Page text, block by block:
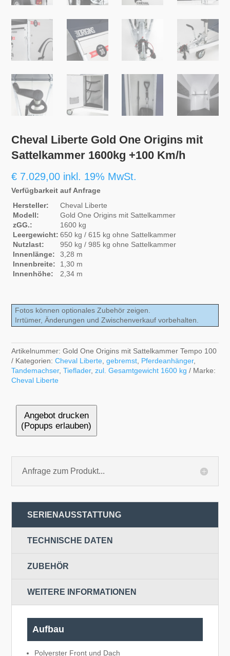
Cheval Liberte Gold One Origins mit
Sattelkammer 1600kg +100 Km/h
€ 7.029,00 inkl. 19% MwSt.
Verfügbarkeit auf Anfrage
Hersteller:
Cheval Liberte
Modell:
Gold One Origins mit Sattelkammer
zGG.:
1600 kg
Leergewicht: 650 kg / 615 kg ohne Sattelkammer
Nutzlast:
950 kg / 985 kg ohne Sattelkammer
Innenlänge:
3,28 m
Innenbreite:
1,30 m
Innenhöhe:
2,34 m
Fotos können optionales Zubehör zeigen.
Irrtümer, Änderungen und Zwischenverkauf vorbehalten.
Artikelnummer:Gold One Origins mit Sattelkammer Tempo 100
Kategorien:Cheval Liberte ,gebremst Pferdeanhänger,
Tandemachser,Tieflader,zul. Gesamtgewicht 1600 kg
Marke:
Cheval Liberte
Angebot drucken
(Popups erlauben)
Anfrage zum Produkt...
SERIENAUSSTATTUNG
TECHNISCHE DATEN
ZUBEHÖR
WEITERE INFORMATIONEN
Aufbau
Polyerster Front und Dach